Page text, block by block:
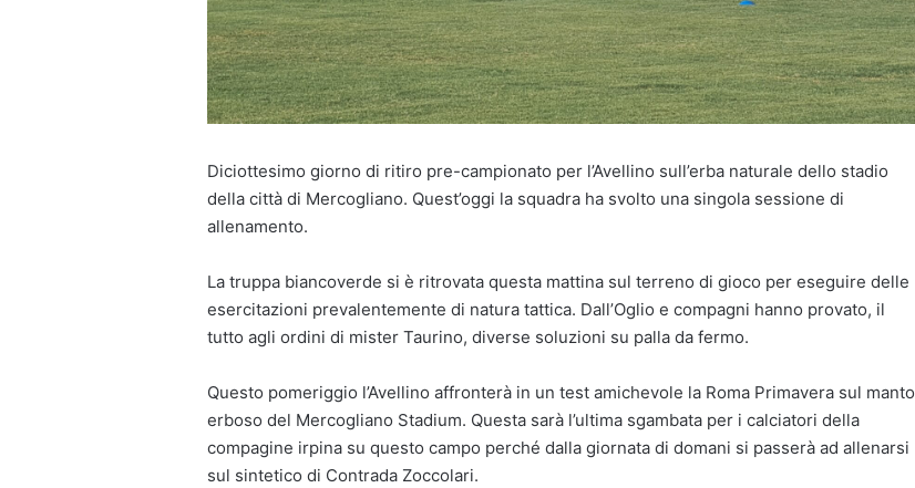
Diciottesimo giorno di ritiro pre-campionato per l’Avellino sull’erba naturale dello stadio
della città di Mercogliano. Quest’oggi la squadra ha svolto una singola sessione di
allenamento.
La truppa biancoverde si è ritrovata questa mattina sul terreno di gioco per eseguire delle
esercitazioni prevalentemente di natura tattica. Dall’Oglio e compagni hanno provato, il
tutto agli ordini di mister Taurino, diverse soluzioni su palla da fermo.
Questo pomeriggio l’Avellino affronterà in un test amichevole la Roma Primavera sul manto
erboso del Mercogliano Stadium. Questa sarà l’ultima sgambata per i calciatori della
compagine irpina su questo campo perché dalla giornata di domani si passerà ad allenarsi
sul sintetico di Contrada Zoccolari.